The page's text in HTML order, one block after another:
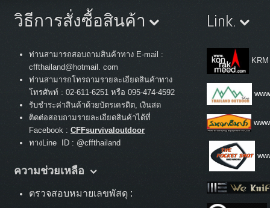
วิธีการสั่งซื้อสินค้า
ท่านสามารถสอบถามสินค้าทาง E-mail :
cffthailand@hotmail. com
ท่านสามารถโทรถามรายละเอียดสินค้าทาง
โทรศัพท์ : 02-611-6251 หรือ 095-474-4592
รับชำระค่าสินค้าด้วยบัตรเครดิต, เงินสด
ติดต่อสอบถามรายละเอียดสินค้าได้ที่
Facebook : CFFsurvivaloutdoor
ทางLine ID : @cffthailand
ความช่วยเหลือ
ตรวจสอบหมายเลขพัสดุ :
Link.
KRM